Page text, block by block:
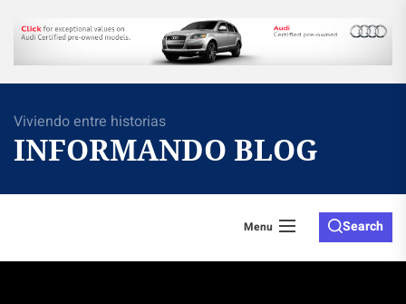
Skip
the
Viviendo entre historias
INFORMANDO BLOG
Menu Search